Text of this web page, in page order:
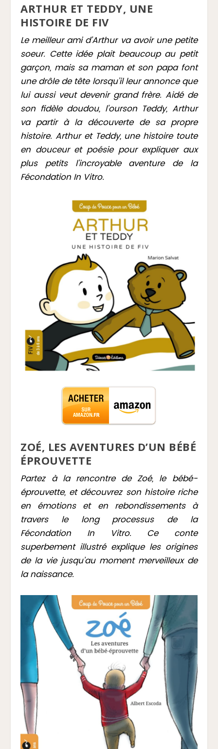
ARTHUR ET TEDDY, UNE
HISTOIRE DE FIV
Le meilleur ami d’Arthur va avoir une petite
soeur. Cette idée plait beaucoup au petit
garçon, mais sa maman et son papa font
une drôle de tête lorsqu’il leur annonce que
lui aussi veut devenir grand frère. Aidé de
son fidèle doudou, l’ourson Teddy, Arthur
va partir à la découverte de sa propre
histoire. Arthur et Teddy, une histoire toute
en douceur et poésie pour expliquer aux
plus petits l’incroyable aventure de la
Fécondation In Vitro.
ZOÉ, LES AVENTURES D’UN BÉBÉ
ÉPROUVETTE
Partez à la rencontre de Zoé, le bébé-
éprouvette, et découvrez son histoire riche
en émotions et en rebondissements à
travers le long processus de la
Fécondation In Vitro. Ce conte
superbement illustré explique les origines
de la vie jusqu’au moment merveilleux de
la naissance.